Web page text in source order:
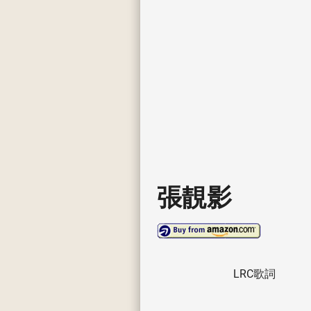
張靚影
LRC歌詞